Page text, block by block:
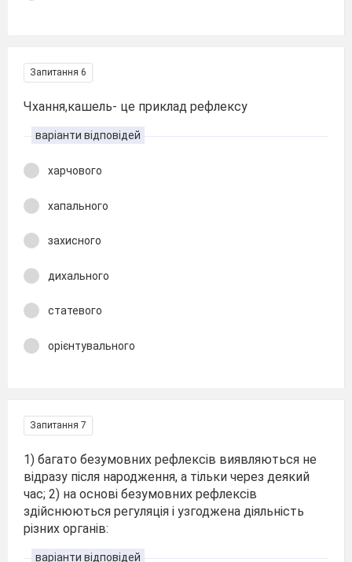
Запитання 6
Чхання,кашель- це приклад рефлексу
варіанти відповідей
харчового
хапального
захисного
дихального
статевого
орієнтувального
Запитання 7
1) багато безумовних рефлексів виявляються не
відразу після народження, а тільки через деякий
час; 2) на основі безумовних рефлексів
здійснюються регуляція і узгоджена діяльність
різних органів:
варіанти відповідей